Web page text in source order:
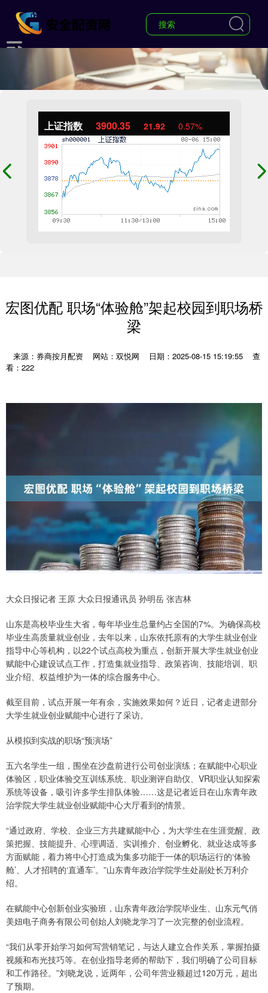
上证指数 3900.35 21.92 0.57%
宏图优配 职场“体验舱”架起校园到职场桥
梁
来源：券商按月配资 网站：双悦网 日期：2025-08-15 15:19:55
查
看：222
大众日报记者 王原 大众日报通讯员 孙明岳 张吉林
山东是高校毕业生大省，每年毕业生总量约占全国的7%。为确保高校
毕业生高质量就业创业，去年以来，山东依托原有的大学生就业创业
指导中心等机构，以22个试点高校为重点，创新开展大学生就业创业
赋能中心建设试点工作，打造集就业指导、政策咨询、技能培训、职
业介绍、权益维护为一体的综合服务中心。
截至目前，试点开展一年有余，实施效果如何？近日，记者走进部分
大学生就业创业赋能中心进行了采访。
从模拟到实战的职场“预演场”
五六名学生一组，围坐在沙盘前进行公司创业演练；在赋能中心职业
体验区，职业体验交互训练系统、职业测评自助仪、VR职业认知探索
系统等设备，吸引许多学生排队体验……这是记者近日在山东青年政
治学院大学生就业创业赋能中心大厅看到的情景。
“通过政府、学校、企业三方共建赋能中心，为大学生在生涯觉醒、政
策把握、技能提升、心理调适、实训推介、创业孵化、就业达成等多
方面赋能，着力将中心打造成为集多功能于一体的职场运行的‘体验
舱’、人才招聘的‘直通车’。”山东青年政治学院学生处副处长万利介
绍。
在赋能中心创新创业实验班，山东青年政治学院毕业生、山东元气俏
美妞电子商务有限公司创始人刘晓龙学习了一次完整的创业流程。
“我们从零开始学习如何写营销笔记，与达人建立合作关系，掌握拍摄
视频和布光技巧等。在创业指导老师的帮助下，我们明确了公司目标
和工作路径。”刘晓龙说，近两年，公司年营业额超过120万元，超出
了预期。